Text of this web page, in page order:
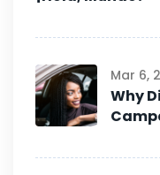
Mar 6,
Why